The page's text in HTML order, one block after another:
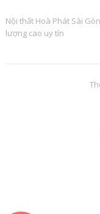
Nội thất Hoà Phát Sài
lượng cao uy tín